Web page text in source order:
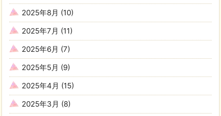
2025年8月 (10)
2025年7月 (11)
2025年6月 (7)
2025年5月 (9)
2025年4月 (15)
2025年3月 (8)